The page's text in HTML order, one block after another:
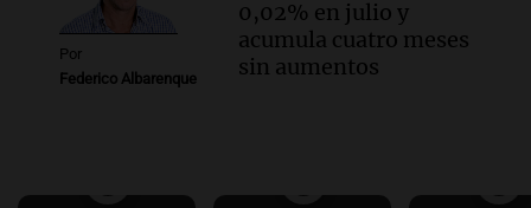
Por
Federico Albarenque
0,02% en julio y
acumula cuatro meses
sin aumentos